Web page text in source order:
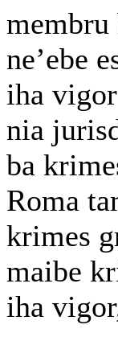
ne’ebe
iha
nia
ba
Roma
krimes
maibe
iha